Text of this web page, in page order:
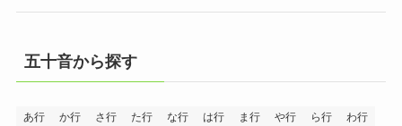
五十音から探す
あ行 か行 さ行 た行 な行 は行 ま行 や行 ら行 わ行